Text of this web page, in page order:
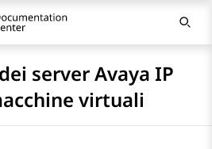
server Avaya IP
virtuali